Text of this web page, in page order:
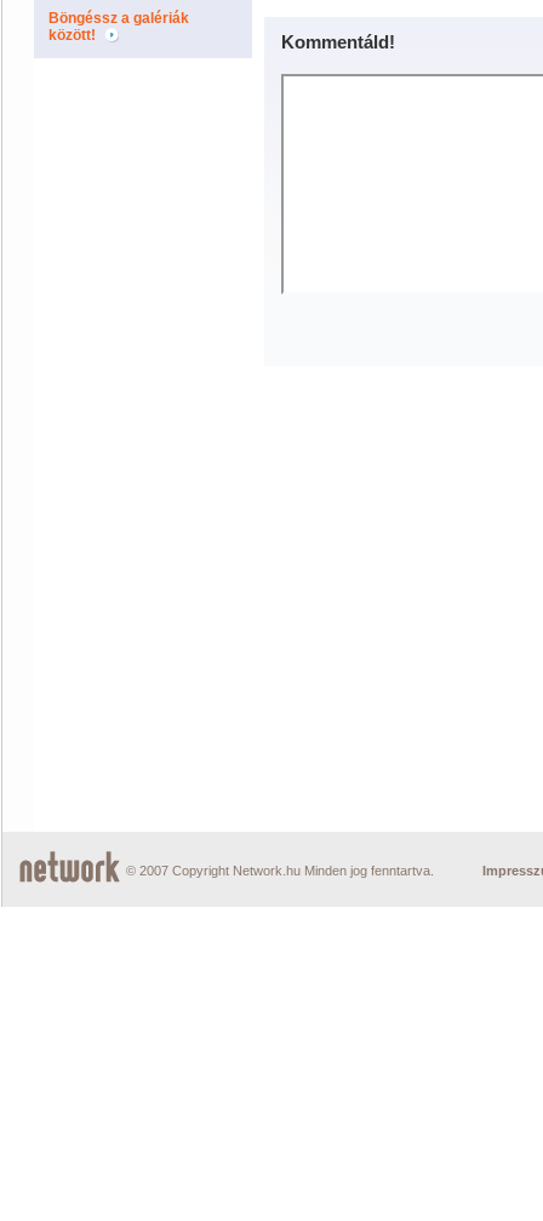
Böngéssz a galériák
között!
Kommentáld!
© 2007 Copyright Network.hu Minden jog fenntartva.